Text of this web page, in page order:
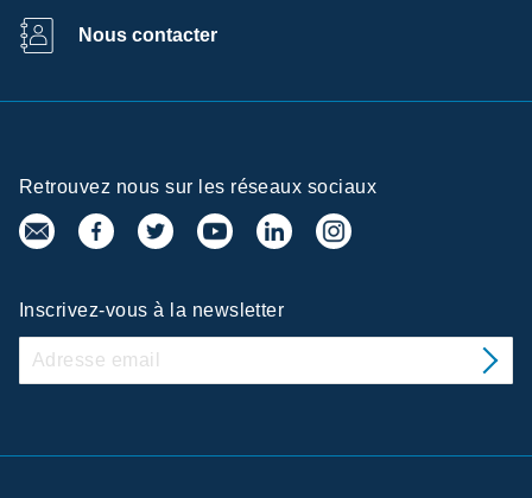
Nous contacter
Retrouvez nous sur les réseaux sociaux
Inscrivez-vous à la newsletter